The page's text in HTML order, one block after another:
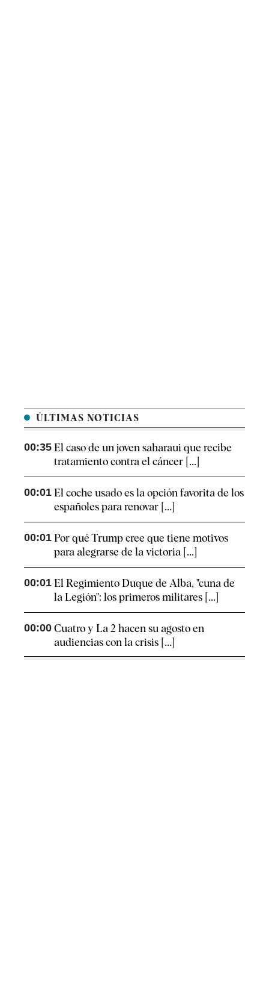
ÚLTIMAS NOTICIAS
00:35 El caso de un joven saharaui que recibe
tratamiento contra el cáncer [...]
00:01 El coche usado es la opción favorita de los
españoles para renovar [...]
00:01 Por qué Trump cree que tiene motivos
para alegrarse de la victoria [...]
00:01 El Regimiento Duque de Alba, "cuna de
la Legión": los primeros militares [...]
00:00 Cuatro y La 2 hacen su agosto en
audiencias con la crisis [...]